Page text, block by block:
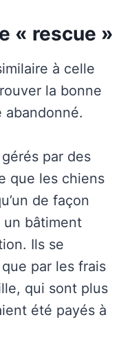
« rescue »
à celle
la bonne
abandonné.
par des
que les chiens
de façon
bâtiment
Ils se
par les frais
qui sont plus
été payés à